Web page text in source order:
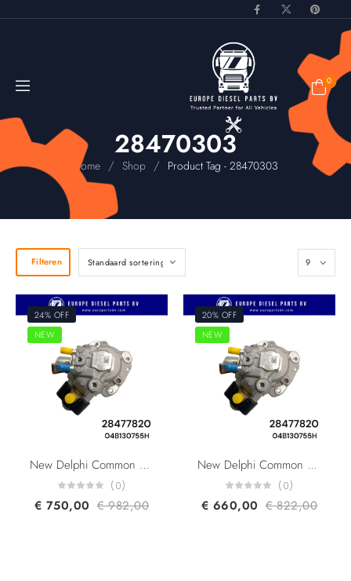
0
28470303
Home / Shop / Product Tag - 28470303
Filteren
24% OFF
NEW
New Delphi Common Rail Pump 28477820 28470303 VW / AUDI 04B130755H Audi 1.6 TDi
(0)
€ 750,00 €982,00
20% OFF
NEW
New Delphi Common Rail Pump 28477820 28470303 VW / AUDI 04B130755H-F Audi 1.6 TDi
(0)
€ 660,00 €822,00